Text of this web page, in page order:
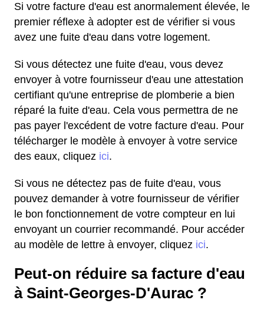
Si votre facture d'eau est anormalement élevée, le
premier réflexe à adopter est de vérifier si vous
avez une fuite d'eau dans votre logement.
Si vous détectez une fuite d'eau, vous devez
envoyer à votre fournisseur d'eau une attestation
certifiant qu'une entreprise de plomberie a bien
réparé la fuite d'eau. Cela vous permettra de ne
pas payer l'excédent de votre facture d'eau. Pour
télécharger le modèle à envoyer à votre service
des eaux, cliquez ici.
Si vous ne détectez pas de fuite d'eau, vous
pouvez demander à votre fournisseur de vérifier
le bon fonctionnement de votre compteur en lui
envoyant un courrier recommandé. Pour accéder
au modèle de lettre à envoyer, cliquez ici.
Peut-on réduire sa facture d'eau
à Saint-Georges-D'Aurac ?